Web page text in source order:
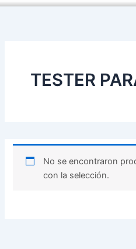
TESTER
No se encontraron
con la selección.